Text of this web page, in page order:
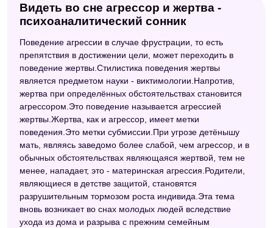
Видеть во сне агрессор и жертва -
психоаналитический сонник
Поведение агрессии в случае фрустрации, то есть
препятствия в достижении цели, может переходить в
поведение жертвы.Стилистика поведения жертвы
является предметом науки - виктимологии.Напротив,
жертва при определённых обстоятельствах становится
агрессором.Это поведение называется агрессией
жертвы.Жертва, как и агрессор, имеет метки
поведения.Это метки субмиссии.При угрозе детёнышу
мать, являясь заведомо более слабой, чем агрессор, и в
обычных обстоятельствах являющаяся жертвой, тем не
менее, нападает, это - материнская агрессия.Родители,
являющиеся в детстве защитой, становятся
разрушительным тормозом роста индивида.Эта тема
вновь возникает во снах молодых людей вследствие
ухода из дома и разрыва с прежним семейным